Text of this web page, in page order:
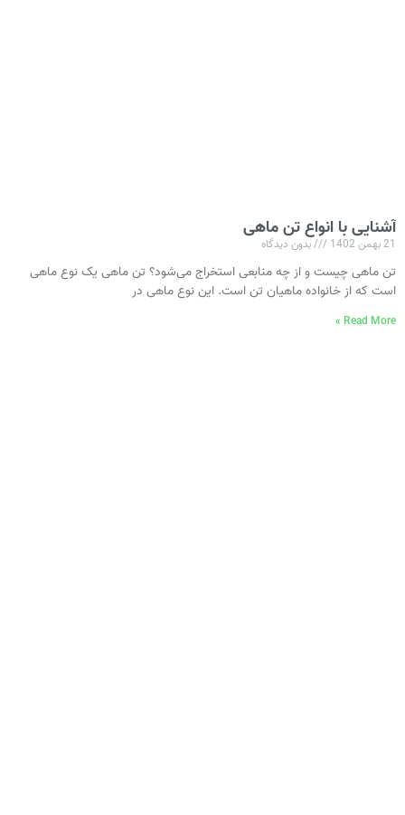
آشنایی با انواع تن ماهی
21 بهمن 1402 بدون دیدگاه
تن ماهی چیست و از چه منابعی استخراج می‌شود؟ تن ماهی یک نوع ماهی
است که از خانواده ماهیان تن است. این نوع ماهی در
Read More »